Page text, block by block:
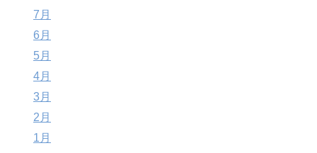
7月
6月
5月
4月
3月
2月
1月